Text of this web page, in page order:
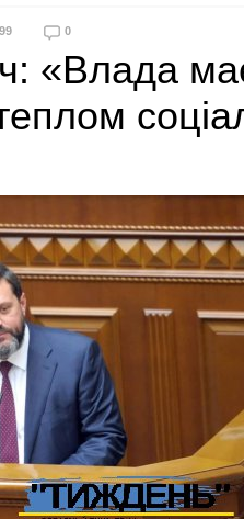
0
«Влада